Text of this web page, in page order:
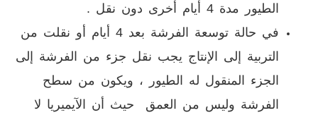
الطيور مدة 4 أيام أخرى دون نقل .
في حالة توسعة الفرشة بعد 4 أيام أو نقلت من
التربية إلى الإنتاج يجب نقل جزء من الفرشة إلى
الجزء المنقول له الطيور ، ويكون من سطح
الفرشة وليس من العمق حيث أن الآيميريا لا